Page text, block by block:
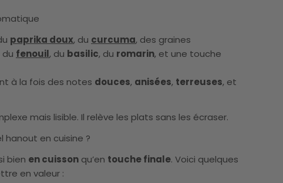
paprika doux, du curcuma, des graines
du fenouil, du basilic, du romarin, et une touche
à la fois des notes douces, anisées, terreuses, et
mais lisible. Il relève les plats sans les écraser.
hanout en cuisine ?
bien en cuisson qu’en touche finale. Voici quelques
en valeur :